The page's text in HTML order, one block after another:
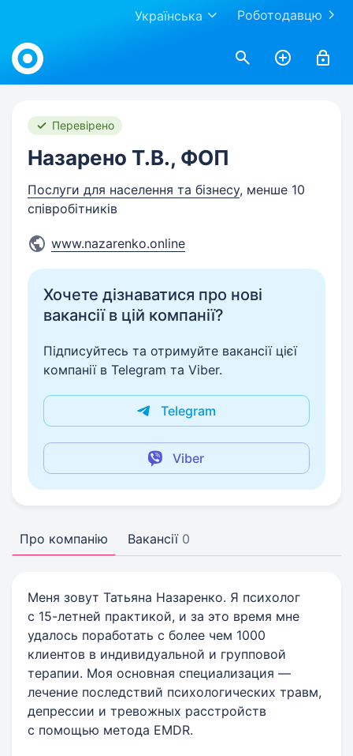
Роботодавцю
Українська
Work.ua
Перевірено
Назарено Т.В., ФОП
Послуги для населення та бізнесу, менше 10
співробітників
www.nazarenko.online
Хочете дізнаватися про нові
вакансії в цій компанії?
Підписуйтесь та отримуйте вакансії цієї
компанії в Telegram та Viber.
Telegram
Viber
Про компанію Вакансії 0
Меня зовут Татьяна Назаренко. Я психолог
с 15-летней практикой, и за это время мне
удалось поработать с более чем 1000
клиентов в индивидуальной и групповой
терапии. Моя основная специализация —
лечение последствий психологических травм,
депрессии и тревожных расстройств
с помощью метода EMDR.